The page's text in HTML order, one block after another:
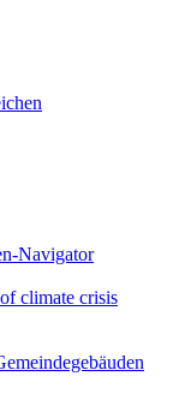
Navigator
climate crisis